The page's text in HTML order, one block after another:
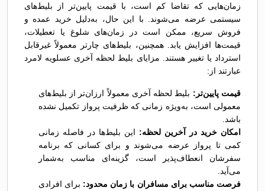
زمان‌هایی که تقاضا کم است، با قیمت پایین‌تر از بلیط‌های
سیستمی عرضه می‌شوند. با این حال، به‌دلیل خرید عمده و
فروش سریع، ممکن است در زمان‌های شلوغ یا تعطیلات،
قیمت‌ها افزایش یابد. همچنین، بلیط‌های چارتر معمولاً غیرقابل
استرداد یا تغییر هستند. مزایای بلیط لحظه آخری عسلویه لامرد
عبارتند از:
قیمت پایین‌تر: بلیط لحظه آخری معمولاً ارزان‌تر از بلیط‌های
معمولی است، به‌ویژه زمانی که ظرفیت پرواز تکمیل نشده
باشد.
امکان خرید در آخرین لحظه: این بلیط‌ها در فاصله زمانی
کمی تا پرواز عرضه می‌شوند و برای کسانی که برنامه
سفرشان انعطاف‌پذیر است، گزینه‌ای مناسب به‌شمار
می‌آید.
فرصت مناسب برای مسافران با زمان محدود: برای افرادی